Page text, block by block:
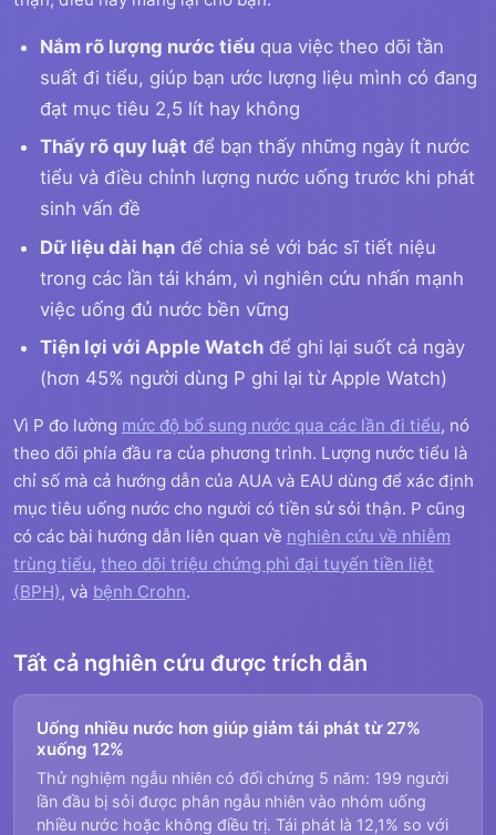
Nắm rõ lượng nước tiểu qua việc theo dõi tần
suất đi tiểu, giúp bạn ước lượng liệu mình có đang
đạt mục tiêu 2,5 lít hay không
Thấy rõ quy luật để bạn thấy những ngày ít nước
tiểu và điều chỉnh lượng nước uống trước khi phát
sinh vấn đề
Dữ liệu dài hạn để chia sẻ với bác sĩ tiết niệu
trong các lần tái khám, vì nghiên cứu nhấn mạnh
việc uống đủ nước bền vững
Tiện lợi với Apple Watch để ghi lại suốt cả ngày
(hơn 45% người dùng P ghi lại từ Apple Watch)
Vì P đo lường mức độ bổ sung nước qua các lần đi tiểu, nó
theo dõi phía đầu ra của phương trình. Lượng nước tiểu là
chỉ số mà cả hướng dẫn của AUA và EAU dùng để xác định
mục tiêu uống nước cho người có tiền sử sỏi thận. P cũng
có các bài hướng dẫn liên quan về nghiên cứu về nhiễm
trùng tiểu, theo dõi triệu chứng phì đại tuyến tiền liệt
(BPH), và bệnh Crohn.
Tất cả nghiên cứu được trích dẫn
Uống nhiều nước hơn giúp giảm tái phát từ 27%
xuống 12%
Thử nghiệm ngẫu nhiên có đối chứng 5 năm: 199 người
lần đầu bị sỏi được phân ngẫu nhiên vào nhóm uống
nhiều nước hoặc không điều trị. Tái phát là 12,1% so với